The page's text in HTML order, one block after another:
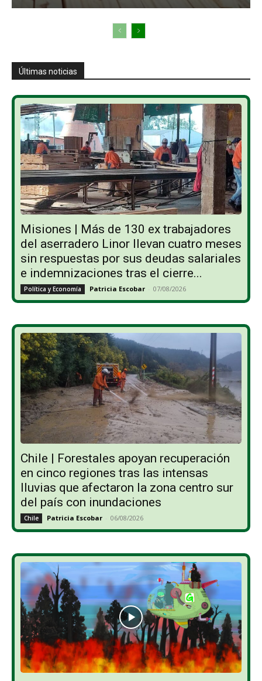
Últimas noticias
Misiones | Más de 130 ex trabajadores
del aserradero Linor llevan cuatro meses
sin respuestas por sus deudas salariales
e indemnizaciones tras el cierre...
Política y Economía Patricia Escobar - 07/08/2026
Chile | Forestales apoyan recuperación
en cinco regiones tras las intensas
lluvias que afectaron la zona centro sur
del país con inundaciones
Chile Patricia Escobar - 06/08/2026